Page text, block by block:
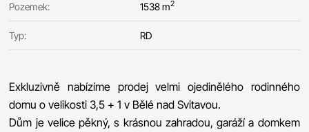
Pozemek: 1538 m2
Typ: RD
Exkluzivně nabízíme prodej velmi ojedinělého rodinného
domu o velikosti 3,5 + 1 v Bělé nad Svitavou.
Dům je velice pěkný, s krásnou zahradou, garáží a domkem